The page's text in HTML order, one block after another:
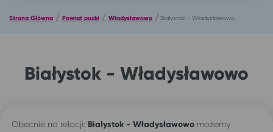
Strona Główna / Powiat pucki / Władysławowo /Białystok - Władysławowo
Białystok - Władysławowo
Obecnie na relacji: Białystok - Władysławowo możemy